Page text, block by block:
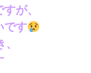
が、
です